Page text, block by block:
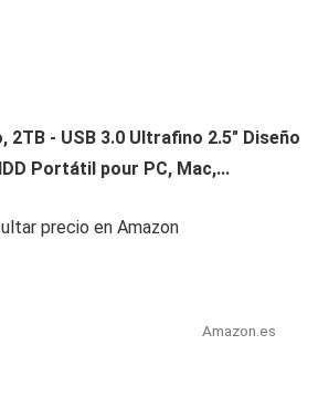
2TB - USB 3.0 Ultrafino 2.5" Diseño
Portátil pour PC, Mac,...
precio en Amazon
Amazon.es